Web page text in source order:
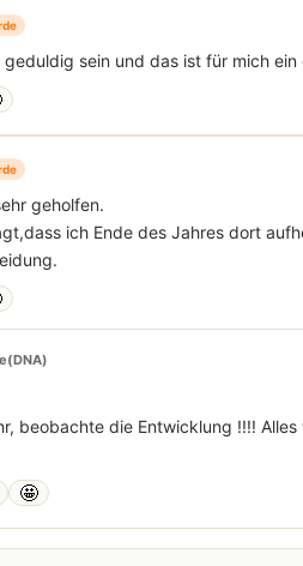
sein und das ist für mich
geholfen.
ich Ende des Jahres dort
beobachte die Entwicklung !!!!
🤩